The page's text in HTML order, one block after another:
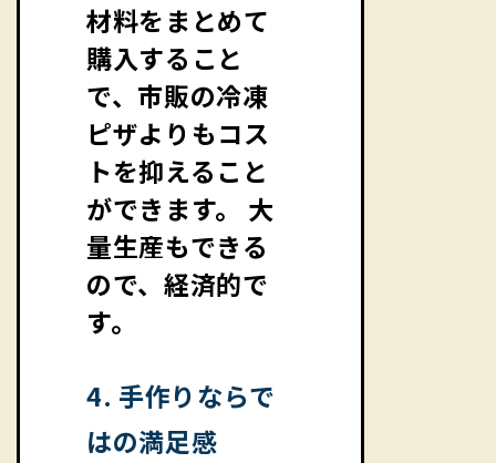
材料をまとめて
購入すること
で、市販の冷凍
ピザよりもコス
トを抑えること
ができます。 大
量生産もできる
ので、経済的で
す。
4. 手作りならで
はの満足感